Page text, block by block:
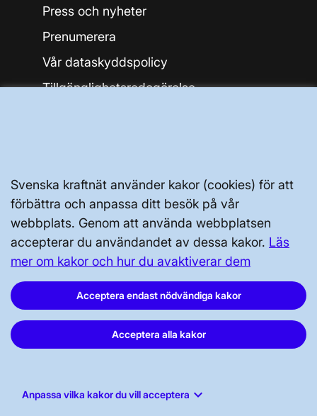
Svenska kraftnät använder kakor (cookies) för att
förbättra och anpassa ditt besök på vår
webbplats. Genom att använda webbplatsen
accepterar du användandet av dessa kakor. Läs
mer om kakor och hur du avaktiverar dem
Acceptera endast nödvändiga kakor
Acceptera alla kakor
Anpassa vilka kakor du vill acceptera keyboard_arrow_down
Svenska kraftnät, Box 1200, 172 24
Sundbyberg
Tel: 010-475 80 00
Org.nr: 202100-4284
Instagram
Press och nyheter
Prenumerera
Vår dataskyddspolicy
Tillgänglighetsredogörelse